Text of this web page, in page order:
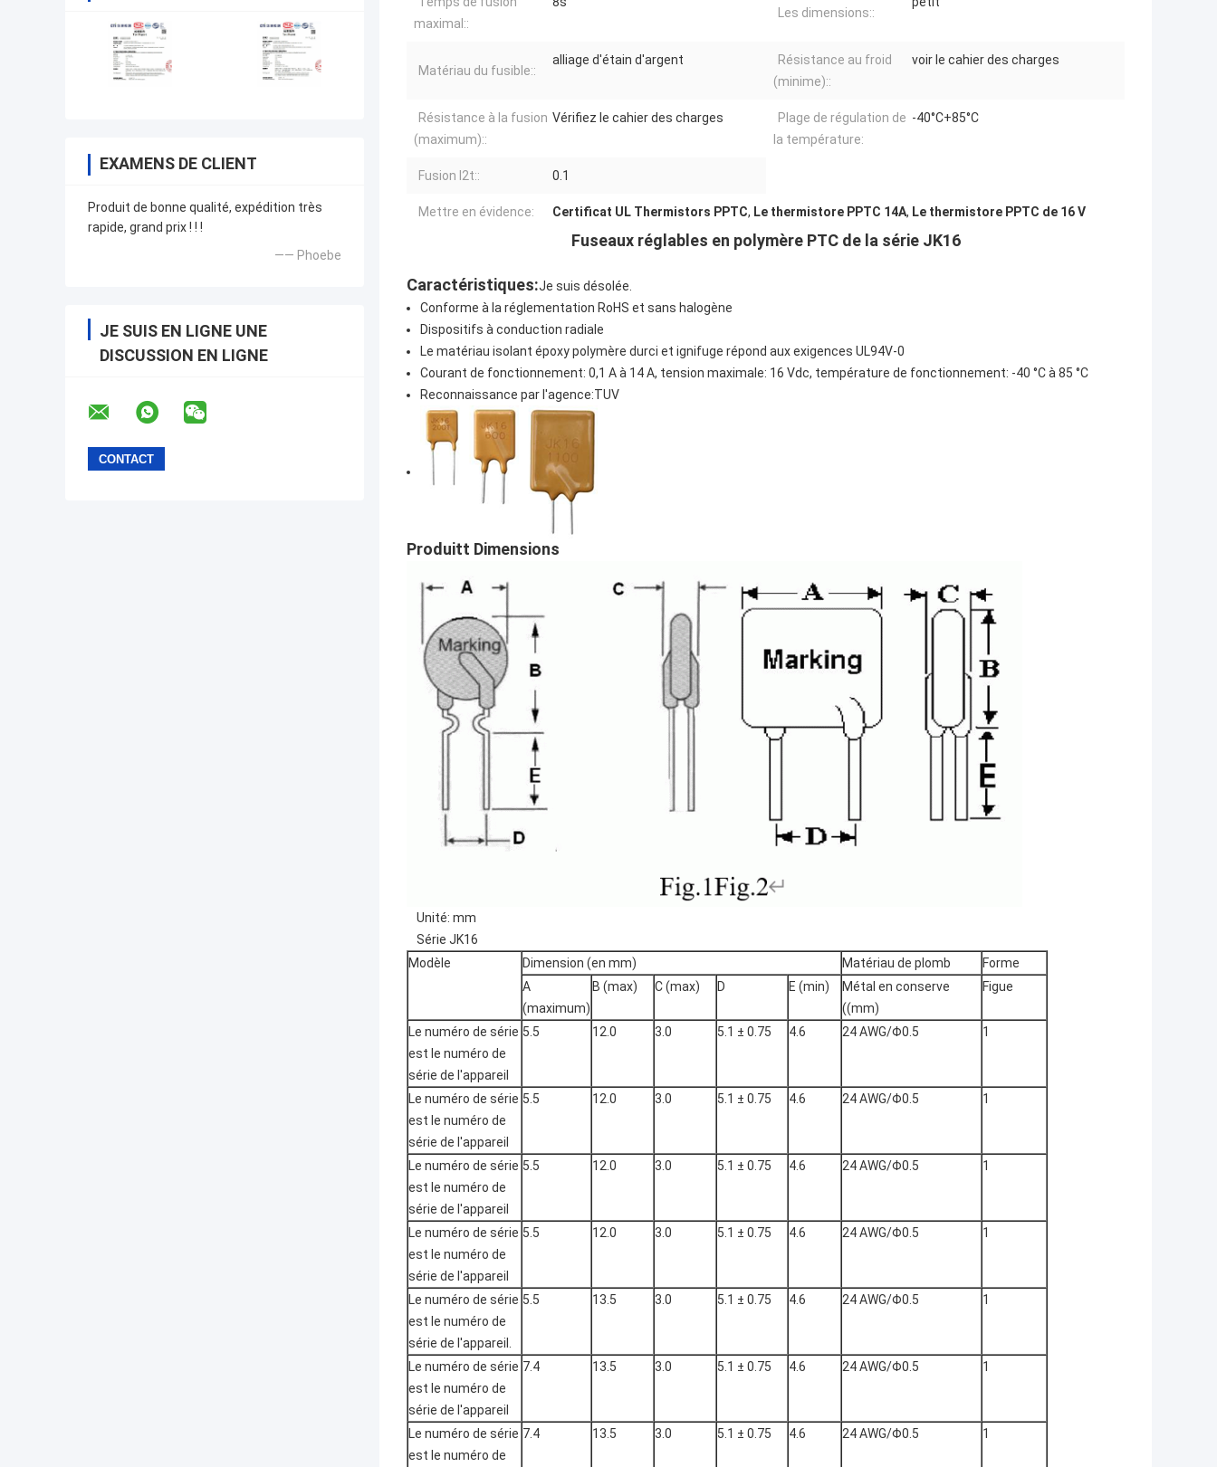
EXAMENS DE CLIENT
Produit de bonne qualité, expédition très
rapide, grand prix ! ! !
—— Phoebe
JE SUIS EN LIGNE UNE
DISCUSSION EN LIGNE
maximal::
Les dimensions::
Matériau du fusible::
alliage d'étain d'argent
Résistance au froid
(minime)::
voir le cahier des charges
Résistance à la fusion
(maximum)::
Vérifiez le cahier des charges
Plage de régulation de
la température:
-40°C+85°C
Fusion I2t:: 0.1
Mettre en évidence: Certificat UL Thermistors PPTC, Le thermistore PPTC 14A, Le thermistore PPTC de 16 V
Fuseaux réglables en polymère PTC de la série JK16
Caractéristiques:Je suis désolée.
Conforme à la réglementation RoHS et sans halogène
Dispositifs à conduction radiale
Le matériau isolant époxy polymère durci et ignifuge répond aux exigences UL94V-0
Courant de fonctionnement: 0,1 A à 14 A, tension maximale: 16 Vdc, température de fonctionnement: -40 °C à 85 °C
Reconnaissance par l'agence:TUV
Produitt Dimensions
Unité: mm
Série JK16
Modèle
Dimension (en mm) Matériau de plomb
Forme
A
(maximum)
B (max) C (max) D E (min)
Métal en conserve
((mm)
Figue
Le numéro de série
est le numéro de
série de l'appareil
5.5 12.0 3.0 5.1 ± 0.75 4.6 24 AWG/Φ0.5 1
Le numéro de série
est le numéro de
série de l'appareil
5.5 12.0 3.0 5.1 ± 0.75 4.6 24 AWG/Φ0.5 1
Le numéro de série
est le numéro de
série de l'appareil
5.5 12.0 3.0 5.1 ± 0.75 4.6 24 AWG/Φ0.5 1
Le numéro de série
est le numéro de
série de l'appareil
5.5 12.0 3.0 5.1 ± 0.75 4.6 24 AWG/Φ0.5 1
Le numéro de série
est le numéro de
série de l'appareil.
5.5 13.5 3.0 5.1 ± 0.75 4.6 24 AWG/Φ0.5 1
Le numéro de série
est le numéro de
série de l'appareil
7.4 13.5 3.0 5.1 ± 0.75 4.6 24 AWG/Φ0.5 1
Le numéro de série
est le numéro de
7.4 13.5 3.0 5.1 ± 0.75 4.6 24 AWG/Φ0.5 1